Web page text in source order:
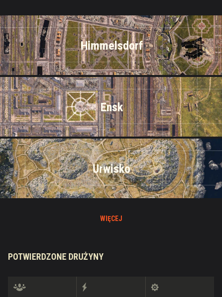
Himmelsdorf
Ensk
Urwisko
WIĘCEJ
POTWIERDZONE DRUŻYNY